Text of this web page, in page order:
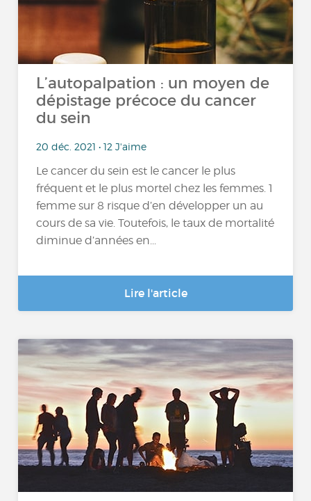
L’autopalpation : un moyen de
dépistage précoce du cancer
du sein
20 déc. 2021 • 12 J'aime
Le cancer du sein est le cancer le plus
fréquent et le plus mortel chez les femmes. 1
femme sur 8 risque d’en développer un au
cours de sa vie. Toutefois, le taux de mortalité
diminue d’années en...
Lire l'article